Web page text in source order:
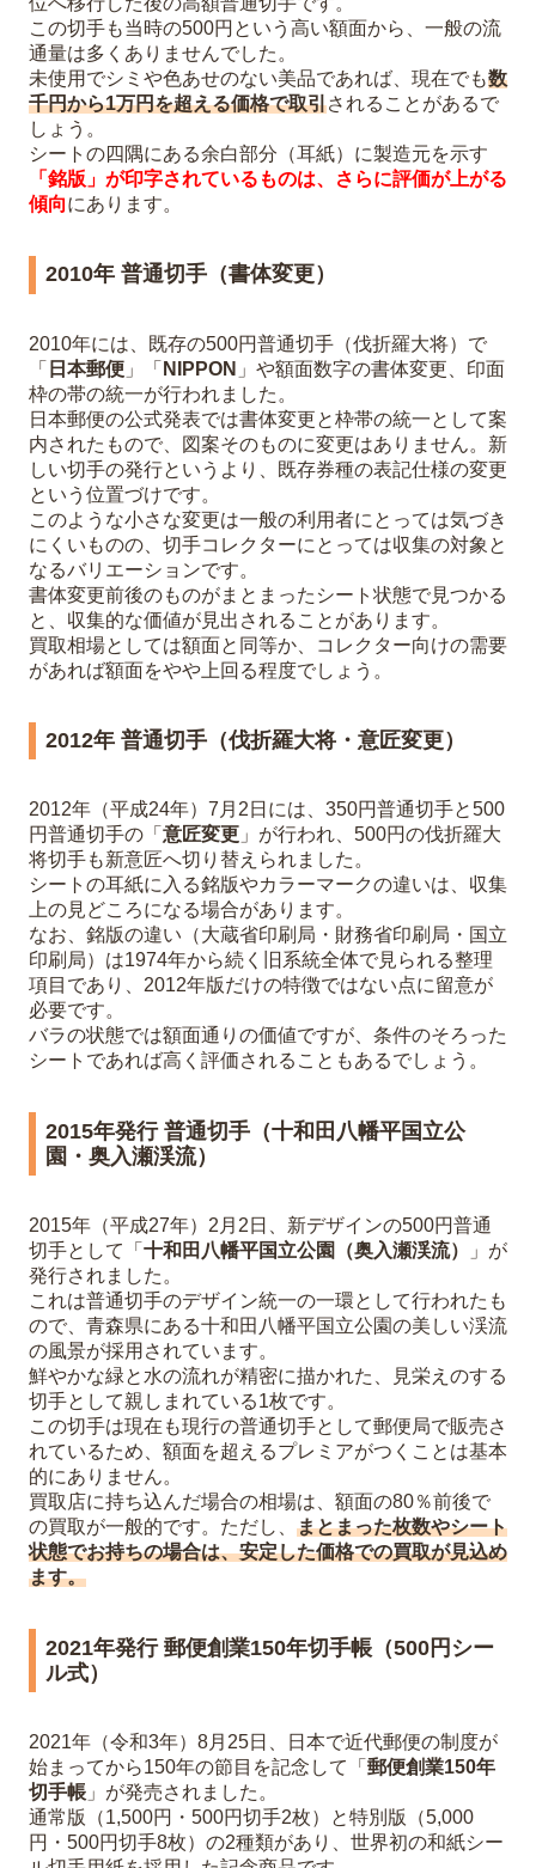
この切手も当時の500円という高い額面から、一般の流
通量は多くありませんでした。
未使用でシミや色あせのない美品であれば、現在でも数
千円から1万円を超える価格で取引されることがあるで
しょう。
シートの四隅にある余白部分（耳紙）に製造元を示す
「銘版」が印字されているものは、さらに評価が上がる
傾向にあります。
2010年 普通切手（書体変更）
2010年には、既存の500円普通切手（伐折羅大将）で
「 日本郵便 」「 NIPPON 」や額面数字の書体変更、印面
枠の帯の統一が行われました。
日本郵便の公式発表では書体変更と枠帯の統一として案
内されたもので、図案そのものに変更はありません。新
しい切手の発行というより、既存券種の表記仕様の変更
という位置づけです。
このような小さな変更は一般の利用者にとっては気づき
にくいものの、切手コレクターにとっては収集の対象と
なるバリエーションです。
書体変更前後のものがまとまったシート状態で見つかる
と、収集的な価値が見出されることがあります。
買取相場としては額面と同等か、コレクター向けの需要
があれば額面をやや上回る程度でしょう。
2012年 普通切手（伐折羅大将・意匠変更）
2012年（平成24年）7月2日には、350円普通切手と500
円普通切手の「 意匠変更 」が行われ、500円の伐折羅大
将切手も新意匠へ切り替えられました。
シートの耳紙に入る銘版やカラーマークの違いは、収集
上の見どころになる場合があります。
なお、銘版の違い（大蔵省印刷局・財務省印刷局・国立
印刷局）は1974年から続く旧系統全体で見られる整理
項目であり、2012年版だけの特徴ではない点に留意が
必要です。
バラの状態では額面通りの価値ですが、条件のそろった
シートであれば高く評価されることもあるでしょう。
2015年発行 普通切手（十和田八幡平国立公
園・奥入瀬渓流）
2015年（平成27年）2月2日、新デザインの500円普通
切手として「 十和田八幡平国立公園（奥入瀬渓流）
」が
発行されました。
これは普通切手のデザイン統一の一環として行われたも
ので、青森県にある十和田八幡平国立公園の美しい渓流
の風景が採用されています。
鮮やかな緑と水の流れが精密に描かれた、見栄えのする
切手として親しまれている1枚です。
この切手は現在も現行の普通切手として郵便局で販売さ
れているため、額面を超えるプレミアがつくことは基本
的にありません。
買取店に持ち込んだ場合の相場は、額面の80％前後で
の買取が一般的です。ただし、 まとまった枚数やシート
状態でお持ちの場合は、安定した価格での買取が見込め
ます。
2021年発行 郵便創業150年切手帳（500円シー
ル式）
2021年（令和3年）8月25日、日本で近代郵便の制度が
始まってから150年の節目を記念して「 郵便創業150年
切手帳 」が発売されました。
通常版（1,500円・500円切手2枚）と特別版（5,000
円・500円切手8枚）の2種類があり、世界初の和紙シー